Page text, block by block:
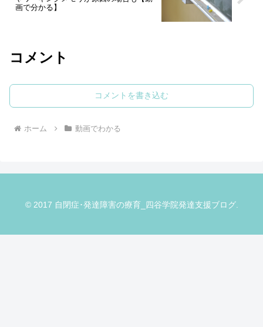
画で分かる】
コメント
コメントを書き込む
ホーム 動画でわかる
© 2017 自閉症･発達障害の療育_四谷学院発達支援ブログ.